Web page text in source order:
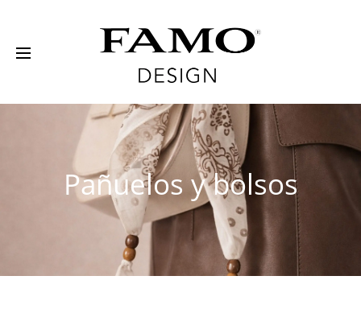
Pañuelos y bolsos